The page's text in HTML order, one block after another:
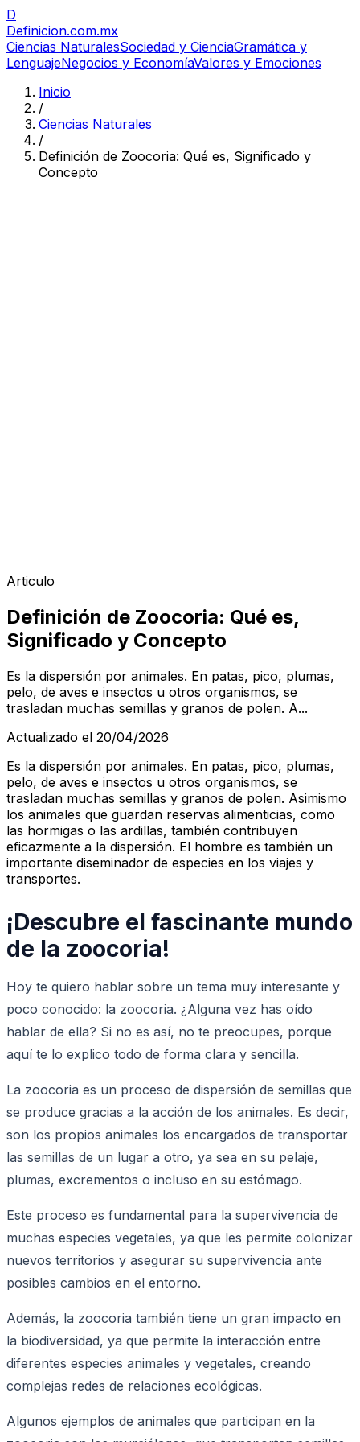
D
Definicion.com.mx
Ciencias NaturalesSociedad y CienciaGramática y
LenguajeNegocios y EconomíaValores y Emociones
Inicio
/
Ciencias Naturales
/
Definición de Zoocoria: Qué es, Significado y
Concepto
Articulo
Definición de Zoocoria: Qué es,
Significado y Concepto
Es la dispersión por animales. En patas, pico, plumas,
pelo, de aves e insectos u otros organismos, se
trasladan muchas semillas y granos de polen. A...
Actualizado el 20/04/2026
Es la dispersión por animales. En patas, pico, plumas,
pelo, de aves e insectos u otros organismos, se
trasladan muchas semillas y granos de polen. Asimismo
los animales que guardan reservas alimenticias, como
las hormigas o las ardillas, también contribuyen
eficazmente a la dispersión. El hombre es también un
importante diseminador de especies en los viajes y
transportes.
¡Descubre el fascinante mundo
de la zoocoria!
Hoy te quiero hablar sobre un tema muy interesante y
poco conocido: la zoocoria. ¿Alguna vez has oído
hablar de ella? Si no es así, no te preocupes, porque
aquí te lo explico todo de forma clara y sencilla.
La zoocoria es un proceso de dispersión de semillas que
se produce gracias a la acción de los animales. Es decir,
son los propios animales los encargados de transportar
las semillas de un lugar a otro, ya sea en su pelaje,
plumas, excrementos o incluso en su estómago.
Este proceso es fundamental para la supervivencia de
muchas especies vegetales, ya que les permite colonizar
nuevos territorios y asegurar su supervivencia ante
posibles cambios en el entorno.
Además, la zoocoria también tiene un gran impacto en
la biodiversidad, ya que permite la interacción entre
diferentes especies animales y vegetales, creando
complejas redes de relaciones ecológicas.
Algunos ejemplos de animales que participan en la